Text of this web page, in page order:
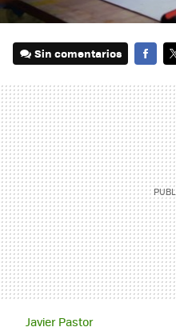
Sin comentarios
Javier Pastor